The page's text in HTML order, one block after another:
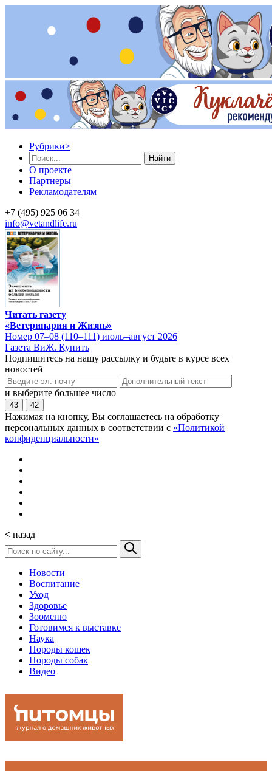
Рубрики>
Найти
О проекте
Партнеры
Рекламодателям
+7 (495) 925 06 34
info@vetandlife.ru
Читать газету
«Ветеринария и Жизнь»
Номер 07–08 (110–111) июль–август 2026
Газета ВиЖ. Купить
Подпишитесь на нашу рассылку и будьте в курсе всех
новостей
и выберите большее число
43 42
Нажимая на кнопку, Вы соглашаетесь на обработку
персональных данных в соответствии с «Политикой
конфиденциальности»
< назад
Новости
Воспитание
Уход
Здоровье
Зооменю
Готовимся к выставке
Наука
Породы кошек
Породы собак
Видео